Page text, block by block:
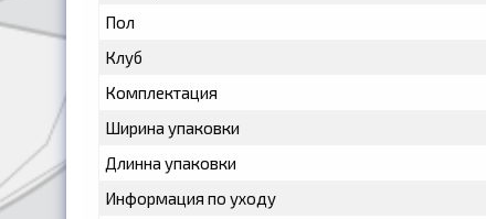
Пол
Клуб
Комплектация
Ширина упаковки
Длинна упаковки
Информация по уходу